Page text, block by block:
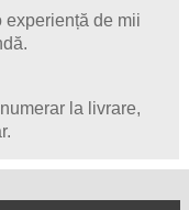
experiență de mii
la livrare,